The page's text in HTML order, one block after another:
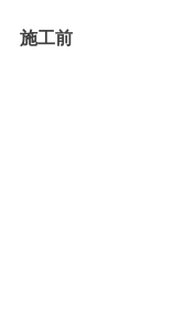
施工前